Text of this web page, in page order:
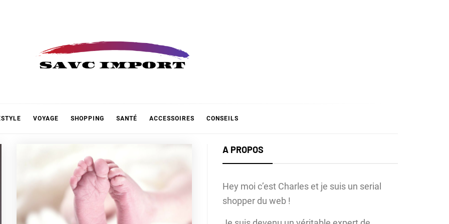
VOYAGE SHOPPING SANTÉ ACCESSOIRES CONSEILS
A PROPOS
Hey moi c’est Charles et je suis un serial
shopper du web !